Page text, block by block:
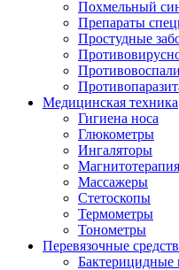
Похмельный
Препараты
Простудные
Медицинская техника
Гигиена носа
Глюкометры
Ингаляторы
Магнитотерапия
Массажеры
Стетоскопы
Термометры
Тонометры
Перевязочные
Бактерицидные